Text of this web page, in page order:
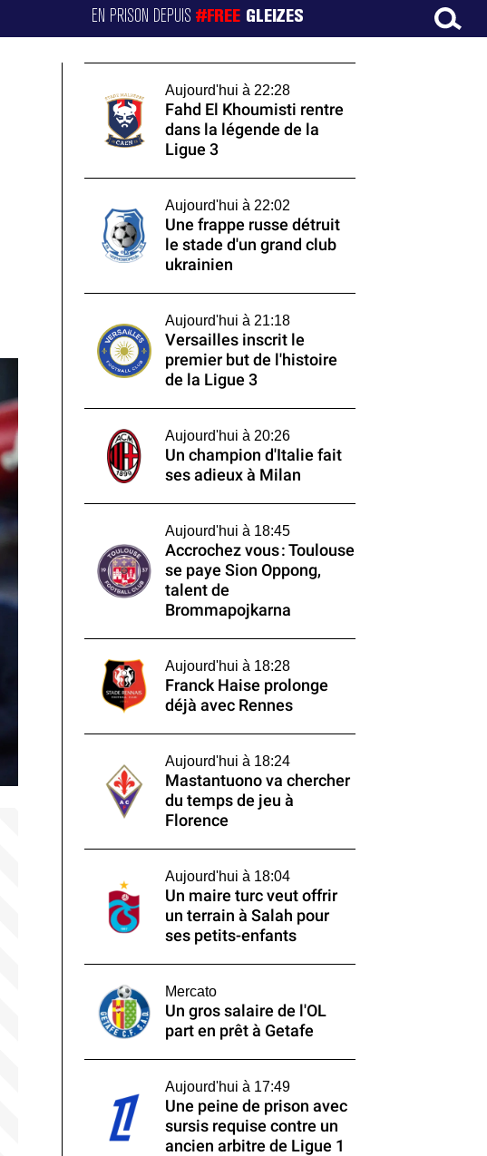
EN PRISON DEPUIS#FREE GLEIZES
Aujourd'hui à 22:28
Fahd El Khoumisti rentre
dans la légende de la
Ligue 3
Aujourd'hui à 22:02
Une frappe russe détruit
le stade d'un grand club
ukrainien
Aujourd'hui à 21:18
Versailles inscrit le
premier but de l'histoire
de la Ligue 3
Aujourd'hui à 20:26
Un champion d'Italie fait
ses adieux à Milan
Aujourd'hui à 18:45
Accrochez vous : Toulouse
se paye Sion Oppong,
talent de
Brommapojkarna
Aujourd'hui à 18:28
Franck Haise prolonge
déjà avec Rennes
Aujourd'hui à 18:24
Mastantuono va chercher
du temps de jeu à
Florence
Aujourd'hui à 18:04
Un maire turc veut offrir
un terrain à Salah pour
ses petits-enfants
Mercato
Un gros salaire de l'OL
part en prêt à Getafe
Aujourd'hui à 17:49
Une peine de prison avec
sursis requise contre un
ancien arbitre de Ligue 1